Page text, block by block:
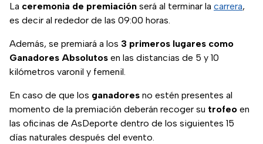
La ceremonia de premiación será al terminar la carrera,
es decir al rededor de las 09:00 horas.
Además, se premiará a los 3 primeros lugares como
Ganadores Absolutos en las distancias de 5 y 10
kilómetros varonil y femenil.
En caso de que los ganadores no estén presentes al
momento de la premiación deberán recoger su trofeo en
las oficinas de AsDeporte dentro de los siguientes 15
días naturales después del evento.